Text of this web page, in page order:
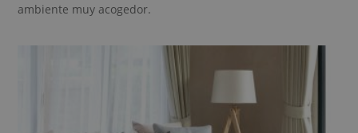
ambiente muy acogedor.